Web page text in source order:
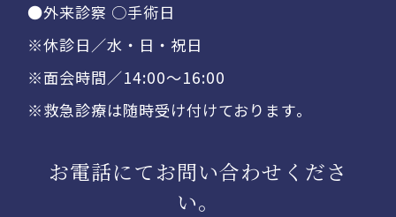
●外来診察 ○手術日
※休診日／水・日・祝日
※面会時間／14:00〜16:00
※救急診療は随時受け付けております。
お電話にてお問い合わせくださ
い。